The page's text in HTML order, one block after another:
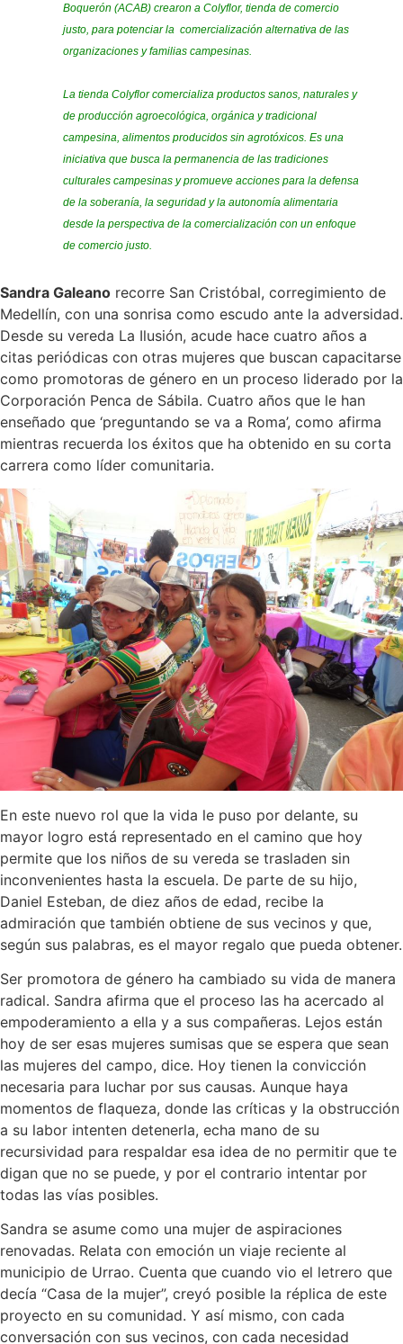
Boquerón (ACAB) crearon a Colyflor, tienda de comercio
justo, para potenciar la comercialización alternativa de las
organizaciones y familias campesinas.
La tienda Colyflor comercializa productos sanos, naturales y
de producción agroecológica, orgánica y tradicional
campesina, alimentos producidos sin agrotóxicos. Es una
iniciativa que busca la permanencia de las tradiciones
culturales campesinas y promueve acciones para la defensa
de la soberanía, la seguridad y la autonomía alimentaria
desde la perspectiva de la comercialización con un enfoque
de comercio justo.
Sandra Galeano recorre San Cristóbal, corregimiento de
Medellín, con una sonrisa como escudo ante la adversidad.
Desde su vereda La Ilusión, acude hace cuatro años a
citas periódicas con otras mujeres que buscan capacitarse
como promotoras de género en un proceso liderado por la
Corporación Penca de Sábila. Cuatro años que le han
enseñado que ‘preguntando se va a Roma’, como afirma
mientras recuerda los éxitos que ha obtenido en su corta
carrera como líder comunitaria.
En este nuevo rol que la vida le puso por delante, su
mayor logro está representado en el camino que hoy
permite que los niños de su vereda se trasladen sin
inconvenientes hasta la escuela. De parte de su hijo,
Daniel Esteban, de diez años de edad, recibe la
admiración que también obtiene de sus vecinos y que,
según sus palabras, es el mayor regalo que pueda obtener.
Ser promotora de género ha cambiado su vida de manera
radical. Sandra afirma que el proceso las ha acercado al
empoderamiento a ella y a sus compañeras. Lejos están
hoy de ser esas mujeres sumisas que se espera que sean
las mujeres del campo, dice. Hoy tienen la convicción
necesaria para luchar por sus causas. Aunque haya
momentos de flaqueza, donde las críticas y la obstrucción
a su labor intenten detenerla, echa mano de su
recursividad para respaldar esa idea de no permitir que te
digan que no se puede, y por el contrario intentar por
todas las vías posibles.
Sandra se asume como una mujer de aspiraciones
renovadas. Relata con emoción un viaje reciente al
municipio de Urrao. Cuenta que cuando vio el letrero que
decía “Casa de la mujer”, creyó posible la réplica de este
proyecto en su comunidad. Y así mismo, con cada
conversación con sus vecinos, con cada necesidad